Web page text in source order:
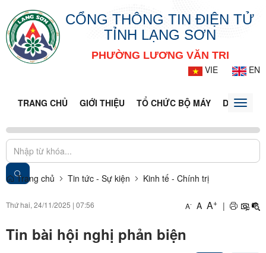
CỔNG THÔNG TIN ĐIỆN TỬ
TỈNH LẠNG SƠN
PHƯỜNG LƯƠNG VĂN TRI
VIE
EN
TRANG CHỦ GIỚI THIỆU TỔ CHỨC BỘ MÁY DOANH
Toggle
Trang chủ Tin tức - Sự kiện Kinh tế - Chính trị
Thứ hai, 24/11/2025 | 07:56 A- A A+ |
Tin bài hội nghị phản biện